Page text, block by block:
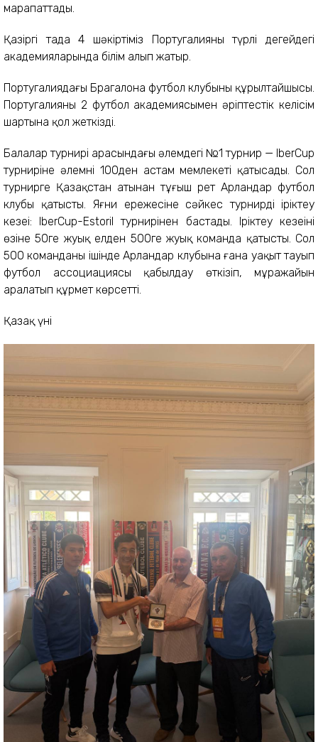
марапаттады.
Қазіргі таңда 4 шәкіртіміз Португалияның түрлі деңгейдегі
академияларында білім алып жатыр.
Португалиядағы Брагалона футбол клубының құрылтайшысы.
Португалияның 2 футбол академиясымен әріптестік келісім
шартына қол жеткізді.
Балалар турнирі арасындағы әлемдегі №1 турнир — IberCup
турниріне әлемнің 100ден астам мемлекеті қатысады. Сол
турнирге Қазақстан атынан тұңғыш рет Арландар футбол
клубы қатысты. Яғни ережесіне сәйкес турнирдің іріктеу
кезеңі: IberCup-Estoril турнирінен бастады. Іріктеу кезеңінің
өзіне 50ге жуық елден 500ге жуық команда қатысты. Сол
500 команданың ішінде Арландар клубына ғана уақыт тауып
футбол ассоциациясы қабылдау өткізіп, мұражайын
аралатып құрмет көрсетті.
Қазақ үні